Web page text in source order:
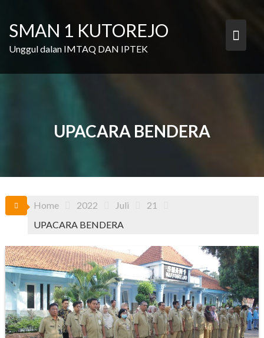
content
SMAN 1 KUTOREJO
Unggul dalan IMTAQ DAN IPTEK
UPACARA BENDERA
Home 2022 Juli
21
UPACARA BENDERA